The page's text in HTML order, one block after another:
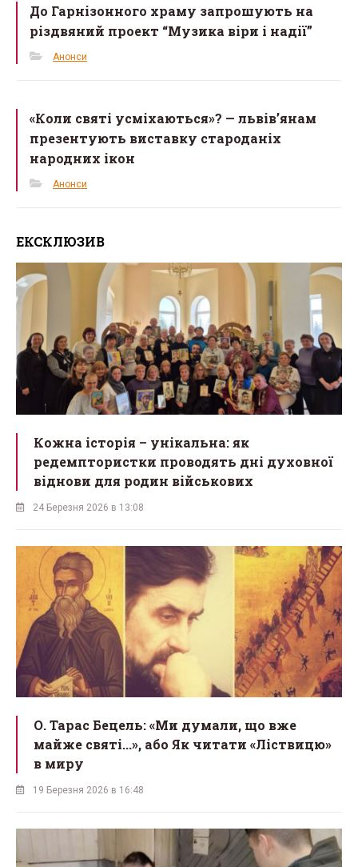
До Гарнізонного храму запрошують на
різдвяний проект “Музика віри і надії”
Анонси
«Коли святі усміхаються»? — львів’янам
презентують виставку староданіх
народних ікон
Анонси
ЕКСКЛЮЗИВ
Кожна історія – унікальна: як
редемптористки проводять дні духовної
віднови для родин військових
24 Березня 2026 в 13:08
О. Тарас Бецель: «Ми думали, що вже
майже святі...», або Як читати «Ліствицю»
в миру
19 Березня 2026 в 16:48